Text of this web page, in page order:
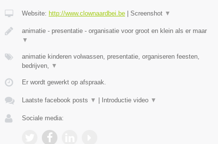
Website: http://www.clownaardbei.be Screenshot ▼
animatie - presentatie - organisatie voor groot en klein als er maar
▼
animatie kinderen volwassen, presentatie, organiseren feesten,
bedrijven, ▼
Er wordt gewerkt op afspraak.
Laatste facebook posts ▼ Introductie video ▼
Sociale media: